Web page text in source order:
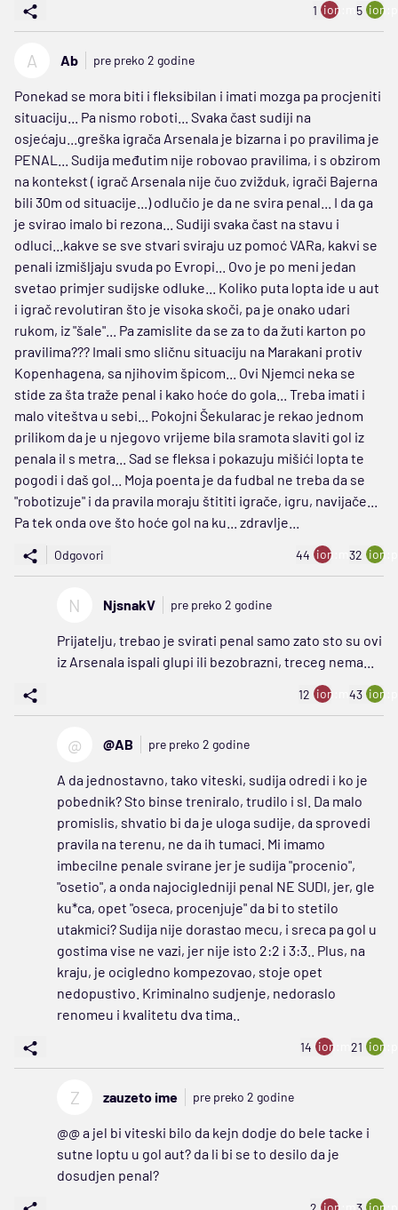
1 ion:minus
5
A Ab pre preko 2 godine
Ponekad se mora biti i fleksibilan i imati mozga pa procjeniti
situaciju... Pa nismo roboti... Svaka čast sudiji na
osjećaju...greška igrača Arsenala je bizarna i po pravilima je
PENAL... Sudija međutim nije robovao pravilima, i s obzirom
na kontekst ( igrač Arsenala nije čuo zvižduk, igrači Bajerna
bili 30m od situacije...) odlučio je da ne svira penal... I da ga
je svirao imalo bi rezona... Sudiji svaka čast na stavu i
odluci...kakve se sve stvari sviraju uz pomoć VARa, kakvi se
penali izmišljaju svuda po Evropi... Ovo je po meni jedan
svetao primjer sudijske odluke... Koliko puta lopta ide u aut
i igrač revolutiran što je visoka skoči, pa je onako udari
rukom, iz "šale"... Pa zamislite da se za to da žuti karton po
pravilima??? Imali smo sličnu situaciju na Marakani protiv
Kopenhagena, sa njihovim špicom... Ovi Njemci neka se
stide za šta traže penal i kako hoće do gola... Treba imati i
malo viteštva u sebi... Pokojni Šekularac je rekao jednom
prilikom da je u njegovo vrijeme bila sramota slaviti gol iz
penala il s metra... Sad se fleksa i pokazuju mišići lopta te
pogodi i daš gol... Moja poenta je da fudbal ne treba da se
"robotizuje" i da pravila moraju štititi igrače, igru, navijače...
Pa tek onda ove što hoće gol na ku... zdravlje...
Odgovori 44 ion:minus
32
N NjsnakV pre preko 2 godine
Prijatelju, trebao je svirati penal samo zato sto su ovi
iz Arsenala ispali glupi ili bezobrazni, treceg nema...
12 ion:minus
43
@ @AB pre preko 2 godine
A da jednostavno, tako viteski, sudija odredi i ko je
pobednik? Sto binse treniralo, trudilo i sl. Da malo
promislis, shvatio bi da je uloga sudije, da sprovedi
pravila na terenu, ne da ih tumaci. Mi imamo
imbecilne penale svirane jer je sudija "procenio",
"osetio", a onda najocigledniji penal NE SUDI, jer, gle
ku*ca, opet "oseca, procenjuje" da bi to stetilo
utakmici? Sudija nije dorastao mecu, i sreca pa gol u
gostima vise ne vazi, jer nije isto 2:2 i 3:3.. Plus, na
kraju, je ocigledno kompezovao, stoje opet
nedopustivo. Kriminalno sudjenje, nedoraslo
renomeu i kvalitetu dva tima..
14 ion:minus
21
Z zauzeto ime pre preko 2 godine
@@ a jel bi viteski bilo da kejn dodje do bele tacke i
sutne loptu u gol aut? da li bi se to desilo da je
dosudjen penal?
ion:minus